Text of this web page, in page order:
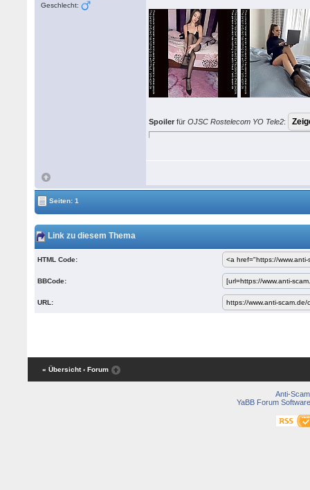
Geschlecht:
Spoiler fürOJSC Rostelecom YO Tele2:
Seiten: 1
Link zu diesem Thema
HTML Code:
BBCode:
URL:
« Übersicht ‹ Forum
Anti-Scam
YaBB Forum Software